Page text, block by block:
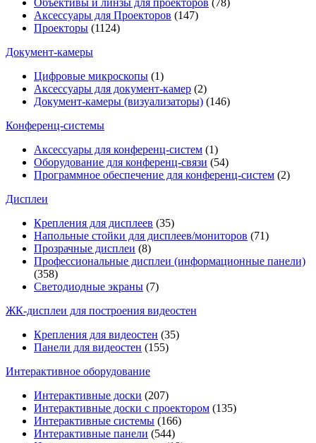
Объективы и линзы для проекторов (78)
Аксессуары для Проекторов (147)
Проекторы (1124)
Документ-камеры
Цифровые микроскопы (1)
Аксессуары для документ-камер (2)
Документ-камеры (визуализаторы) (146)
Конференц-системы
Аксессуары для конференц-систем (1)
Оборудование для конференц-связи (54)
Программное обеспечение для конференц-систем (2)
Дисплеи
Крепления для дисплеев (35)
Напольные стойки для дисплеев/мониторов (71)
Прозрачные дисплеи (8)
Профессиональные дисплеи (информационные панели)
(358)
Светодиодные экраны (7)
ЖК-дисплеи для построения видеостен
Крепления для видеостен (35)
Панели для видеостен (155)
Интерактивное оборудование
Интерактивные доски (207)
Интерактивные доски с проектором (135)
Интерактивные системы (166)
Интерактивные панели (544)